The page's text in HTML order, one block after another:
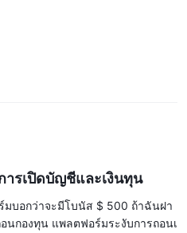
ารเปิดบัญชีและเงินทุน
บอกว่าจะมีโบนัส $ 500 ถ้าฉันฝา
นกองทุน แพลตฟอร์มระงับการถอนเ